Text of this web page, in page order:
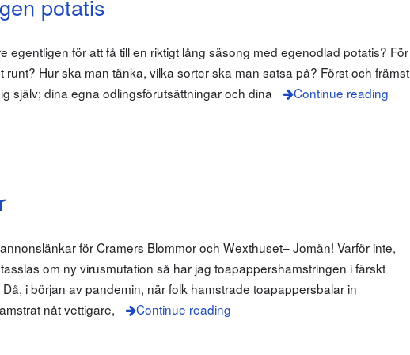
potatis
egentligen för att få till en riktigt lång säsong med egenodlad potatis? För
Hur ska man tänka, vilka sorter ska man satsa på? Först och främst
själv; dina egna odlingsförutsättningar och dina
Continue reading
för Cramers Blommor och Wexthuset– Jomän! Varför inte,
om ny virusmutation så har jag toapappershamstringen i färskt
i början av pandemin, när folk hamstrade toapappersbalar in
nåt vettigare,
Continue reading